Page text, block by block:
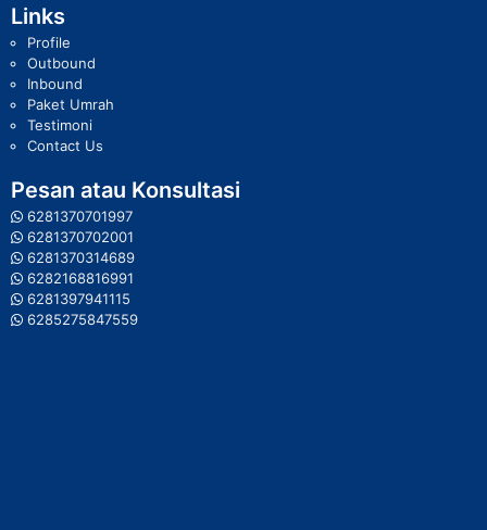
Links
Profile
Outbound
Inbound
Paket Umrah
Testimoni
Contact Us
Pesan atau Konsultasi
6281370701997
6281370702001
6281370314689
6282168816991
6281397941115
6285275847559